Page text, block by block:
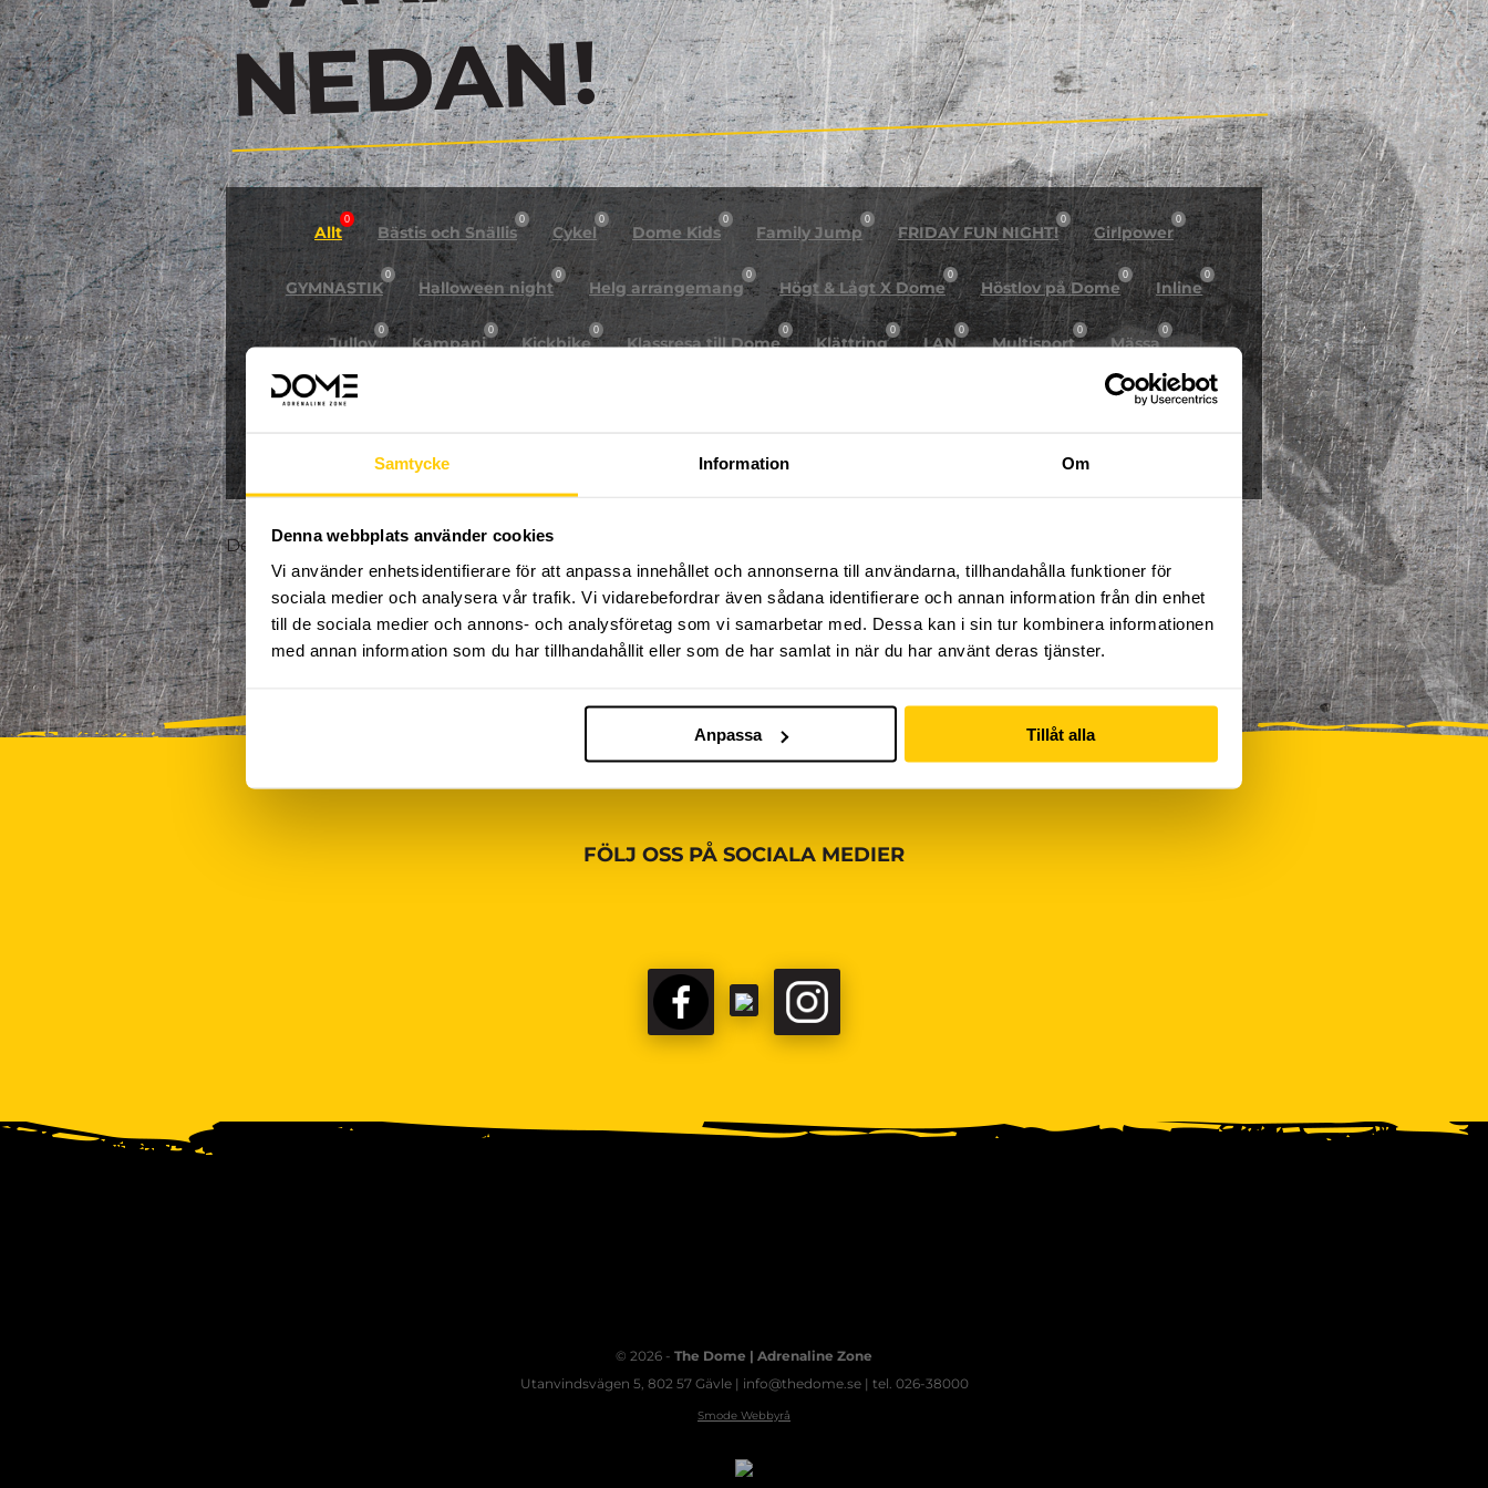
Samtycke Information Om
Denna webbplats använder cookies
Vi använder enhetsidentifierare för att anpassa innehållet och annonserna till användarna, tillhandahålla funktioner för
sociala medier och analysera vår trafik. Vi vidarebefordrar även sådana identifierare och annan information från din enhet
till de sociala medier och annons- och analysföretag som vi samarbetar med. Dessa kan i sin tur kombinera informationen
med annan information som du har tillhandahållit eller som de har samlat in när du har använt deras tjänster.
Anpassa Tillåt alla
N!
Allt
0
Bästis och Snällis
0
Cykel
0
Dome Kids
0
Family Jump
0
FRIDAY FUN NIGHT!
0
Girlpower
0
GYMNASTIK
0
Halloween night
0
Helg arrangemang
0
Högt & Lågt X Dome
0
Höstlov på Dome
0
Inline
0
Jullov
0
Kampanj
0
Kickbike
0
Klassresa till Dome
0
Klättring
0
LAN
0
Multisport
0
Mässa
0
NPF-Träning Skidor/Snowboard
0
Summercamp
Det finns tyvärr inte några aktiviteter ännu, vänligen kom tillbaka senare!
FÖLJ OSS PÅ SOCIALA MEDIER
FACEBOOKTIKTOK
© 2026 - The Dome | Adrenaline Zone
Utanvindsvägen 5, 802 57 Gävle | info@thedome.se | tel. 026-38000
Smode Webbyrå